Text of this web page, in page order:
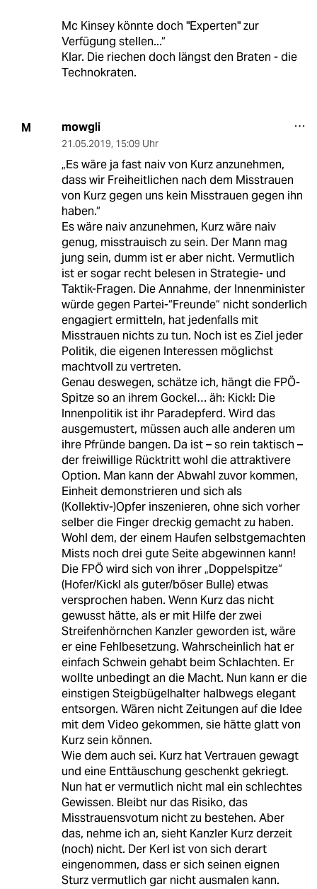
Mc Kinsey könnte doch "Experten" zur
Verfügung stellen...“
Klar. Die riechen doch längst den Braten - die
Technokraten.
M mowgli
21.05.2019, 15:09 Uhr
„Es wäre ja fast naiv von Kurz anzunehmen,
dass wir Freiheitlichen nach dem Misstrauen
von Kurz gegen uns kein Misstrauen gegen ihn
haben.“
Es wäre naiv anzunehmen, Kurz wäre naiv
genug, misstrauisch zu sein. Der Mann mag
jung sein, dumm ist er aber nicht. Vermutlich
ist er sogar recht belesen in Strategie- und
Taktik-Fragen. Die Annahme, der Innenminister
würde gegen Partei-“Freunde“ nicht sonderlich
engagiert ermitteln, hat jedenfalls mit
Misstrauen nichts zu tun. Noch ist es Ziel jeder
Politik, die eigenen Interessen möglichst
machtvoll zu vertreten.
Genau deswegen, schätze ich, hängt die FPÖ-
Spitze so an ihrem Gockel… äh: Kickl: Die
Innenpolitik ist ihr Paradepferd. Wird das
ausgemustert, müssen auch alle anderen um
ihre Pfründe bangen. Da ist – so rein taktisch –
der freiwillige Rücktritt wohl die attraktivere
Option. Man kann der Abwahl zuvor kommen,
Einheit demonstrieren und sich als
(Kollektiv-)Opfer inszenieren, ohne sich vorher
selber die Finger dreckig gemacht zu haben.
Wohl dem, der einem Haufen selbstgemachten
Mists noch drei gute Seite abgewinnen kann!
Die FPÖ wird sich von ihrer „Doppelspitze“
(Hofer/Kickl als guter/böser Bulle) etwas
versprochen haben. Wenn Kurz das nicht
gewusst hätte, als er mit Hilfe der zwei
Streifenhörnchen Kanzler geworden ist, wäre
er eine Fehlbesetzung. Wahrscheinlich hat er
einfach Schwein gehabt beim Schlachten. Er
wollte unbedingt an die Macht. Nun kann er die
einstigen Steigbügelhalter halbwegs elegant
entsorgen. Wären nicht Zeitungen auf die Idee
mit dem Video gekommen, sie hätte glatt von
Kurz sein können.
Wie dem auch sei. Kurz hat Vertrauen gewagt
und eine Enttäuschung geschenkt gekriegt.
Nun hat er vermutlich nicht mal ein schlechtes
Gewissen. Bleibt nur das Risiko, das
Misstrauensvotum nicht zu bestehen. Aber
das, nehme ich an, sieht Kanzler Kurz derzeit
(noch) nicht. Der Kerl ist von sich derart
eingenommen, dass er sich seinen eignen
Sturz vermutlich gar nicht ausmalen kann.